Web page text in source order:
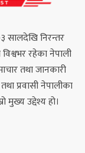
सालदेखि निरन्तर
रहेका नेपाली
तथा जानकारी
प्रवासी नेपालीका
मुख्य उद्देश्य हो।